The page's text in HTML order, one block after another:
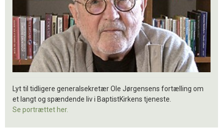
Lyt til tidligere generalsekretær Ole Jørgensens fortælling om
et langt og spændende liv i BaptistKirkens tjeneste.
Se portrættet her.